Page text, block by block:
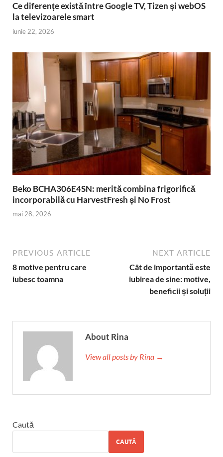
Ce diferențe există între Google TV, Tizen și webOS
la televizoarele smart
iunie 22, 2026
Beko BCHA306E4SN: merită combina frigorifică
incorporabilă cu HarvestFresh și No Frost
mai 28, 2026
PREVIOUS ARTICLE
8 motive pentru care
iubesc toamna
NEXT ARTICLE
Cât de importantă este
iubirea de sine: motive,
beneficii și soluții
About Rina
View all posts by Rina →
Caută
CAUTĂ